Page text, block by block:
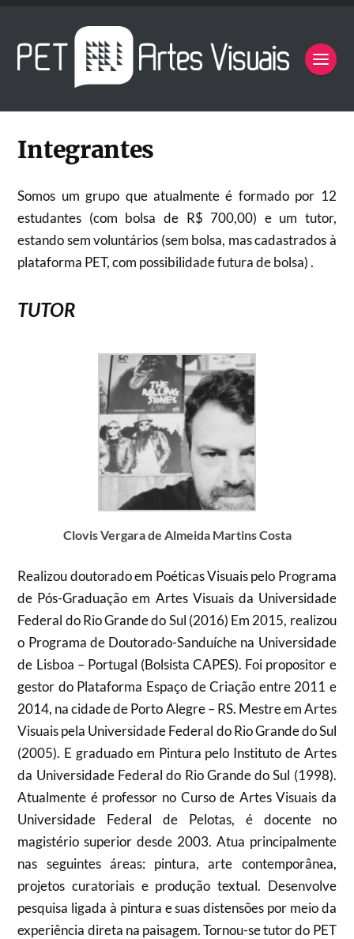
Integrantes
Somos um grupo que atualmente é formado por 12
estudantes (com bolsa de R$ 700,00) e um tutor,
estando sem voluntários (sem bolsa, mas cadastrados à
plataforma PET, com possibilidade futura de bolsa) .
TUTOR
Clovis Vergara de Almeida Martins Costa
Realizou doutorado em Poéticas Visuais pelo Programa
de Pós-Graduação em Artes Visuais da Universidade
Federal do Rio Grande do Sul (2016) Em 2015, realizou
o Programa de Doutorado-Sanduíche na Universidade
de Lisboa – Portugal (Bolsista CAPES). Foi propositor e
gestor do Plataforma Espaço de Criação entre 2011 e
2014, na cidade de Porto Alegre – RS. Mestre em Artes
Visuais pela Universidade Federal do Rio Grande do Sul
(2005). E graduado em Pintura pelo Instituto de Artes
da Universidade Federal do Rio Grande do Sul (1998).
Atualmente é professor no Curso de Artes Visuais da
Universidade Federal de Pelotas, é docente no
magistério superior desde 2003. Atua principalmente
nas seguintes áreas: pintura, arte contemporânea,
projetos curatoriais e produção textual. Desenvolve
pesquisa ligada à pintura e suas distensões por meio da
experiência direta na paisagem. Tornou-se tutor do PET